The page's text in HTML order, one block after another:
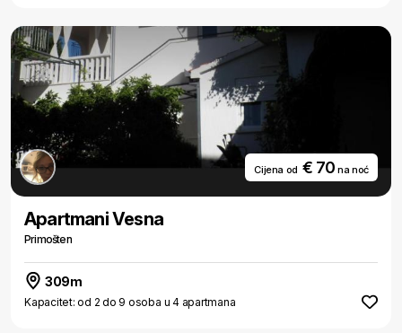
Cijena od € 70na noć
Apartmani Vesna
Primošten
309m
Kapacitet: od 2 do 9 osoba u 4 apartmana